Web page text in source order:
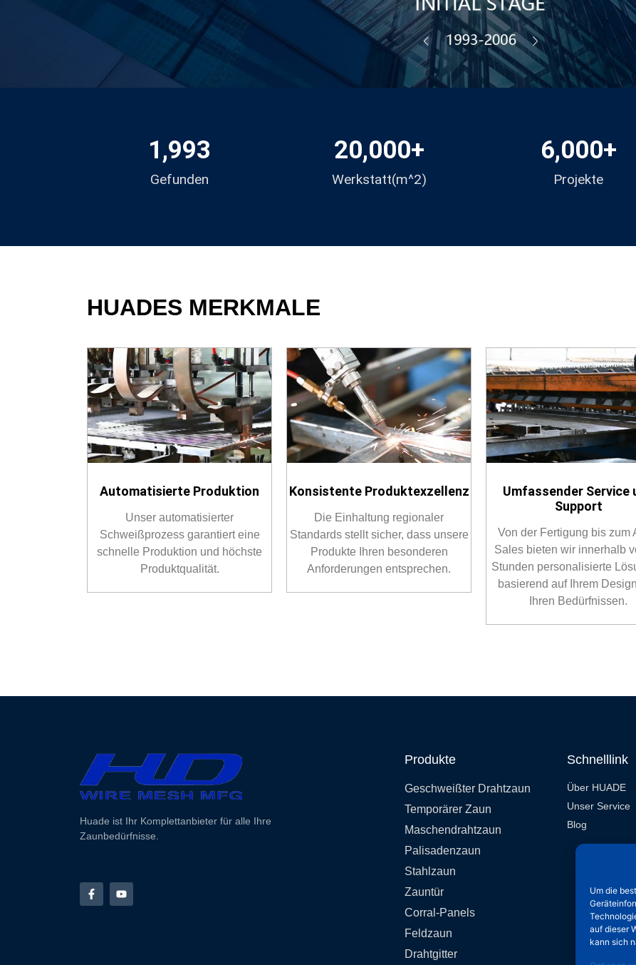
Um die
auf dieser
kann sich
Gefunden
1,993
Werkstatt(m^2)
20,000+
Projekte
6,000+
HUADES MERKMALE
Automatisierte Produktion
Unser automatisierter
Schweißprozess garantiert eine
schnelle Produktion und höchste
Produktqualität.
Konsistente Produktexzellenz
Die Einhaltung regionaler
Standards stellt sicher, dass unsere
Produkte Ihren besonderen
Anforderungen entsprechen.
Umfassender Service
Support
Von der Fertigung bis zum
Sales bieten wir innerhalb
Stunden personalisierte
basierend auf Ihrem
Ihren Bedürfnissen.
Huade ist Ihr Komplettanbieter für alle Ihre
Zaunbedürfnisse.
Produkte
Geschweißter Drahtzaun
Temporärer Zaun
Maschendrahtzaun
Palisadenzaun
Stahlzaun
Zauntür
Corral-Panels
Feldzaun
Drahtgitter
Schnelllink
Über HUADE
Unser Service
Blog